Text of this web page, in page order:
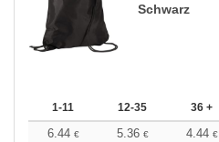
Schwarz
1-11 12-35 36 +
6.44 € 5.36 € 4.44 €